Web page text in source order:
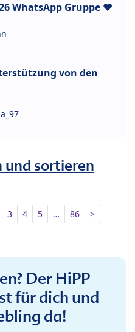
WhatsApp Gruppe ❤️
von den
sortieren
3 4 5 … 86 >
Der HiPP
für dich und
da!